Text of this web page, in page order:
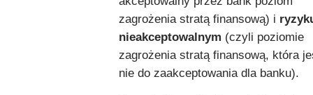
zagrożenia stratą finansową) i
nieakceptowalnym (czyli poziomie
zagrożenia stratą finansową, która
nie do zaakceptowania dla banku).